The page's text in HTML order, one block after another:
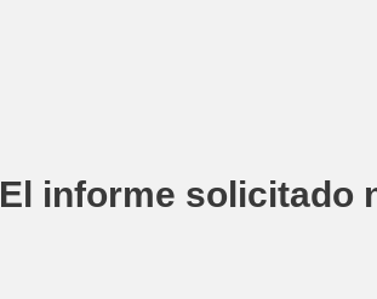
El informe solicitado